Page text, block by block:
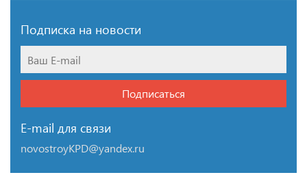
Подписка на новости
Подписаться
E-mail для связи
novostroyKPD@yandex.ru